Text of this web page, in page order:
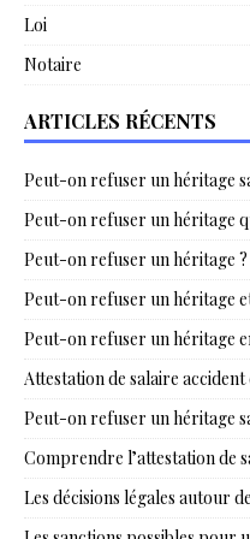
Loi
Notaire
ARTICLES RÉCENTS
Peut-on refuser un héritage
Peut-on refuser un héritage
Peut-on refuser un héritage
Peut-on refuser un héritage
Peut-on refuser un héritage
Attestation de salaire
Peut-on refuser un héritage
Comprendre l’attestation de
Les décisions légales autour